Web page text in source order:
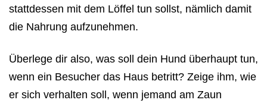
stattdessen mit dem Löffel tun sollst, nämlich damit
die Nahrung aufzunehmen.
Überlege dir also, was soll dein Hund überhaupt tun,
wenn ein Besucher das Haus betritt? Zeige ihm, wie
er sich verhalten soll, wenn jemand am Zaun